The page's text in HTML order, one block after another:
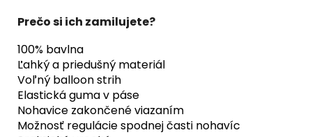
Prečo si ich zamilujete?
100% bavlna
Ľahký a priedušný materiál
Voľný balloon strih
Elastická guma v páse
Nohavice zakončené viazaním
Možnosť regulácie spodnej časti nohavíc